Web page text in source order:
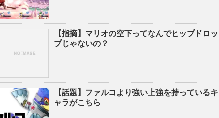
【指摘】マリオの空下ってなんでヒップドロッ
プじゃないの？
【話題】ファルコより強い上強を持っているキ
ャラがこちら